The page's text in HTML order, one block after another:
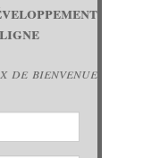
de bienvenue